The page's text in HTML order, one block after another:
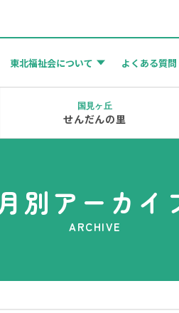
東北福祉会について よくある質問
国見ヶ丘
せんだんの里
別アーカイ
ARCHIVE